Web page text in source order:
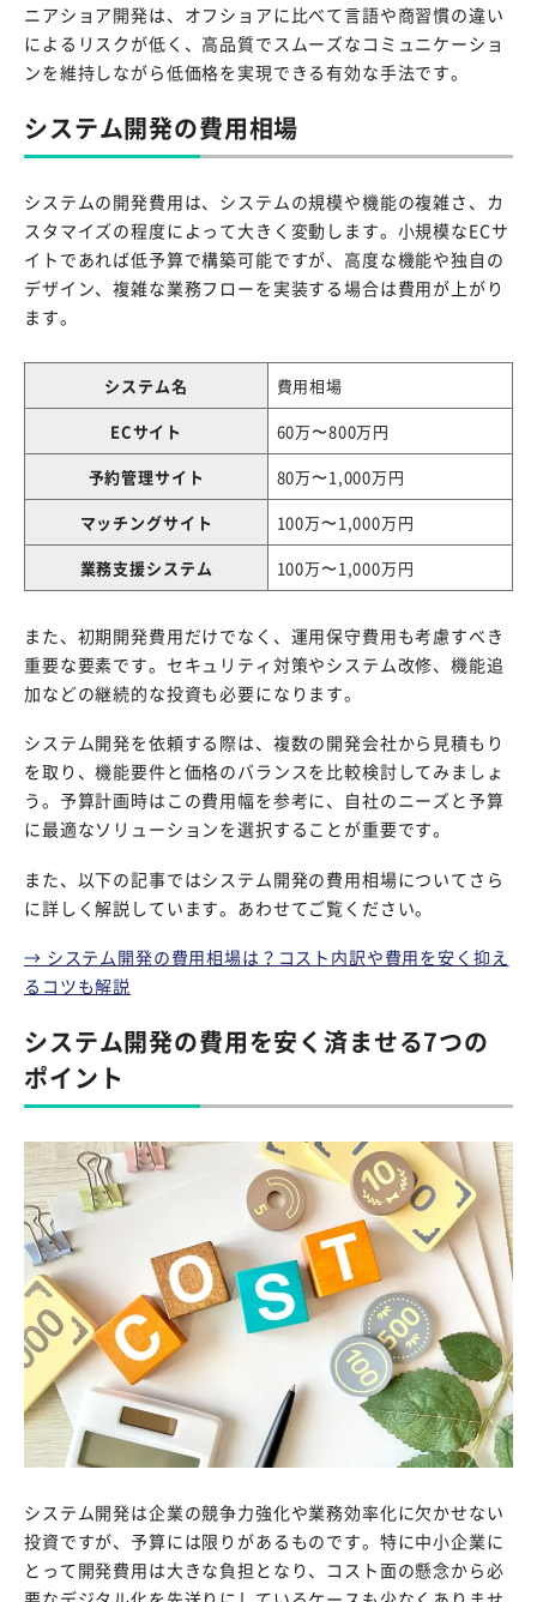
ニアショア開発は、オフショアに比べて言語や商習慣の違い
によるリスクが低く、高品質でスムーズなコミュニケーショ
ンを維持しながら低価格を実現できる有効な手法です。
システム開発の費用相場
システムの開発費用は、システムの規模や機能の複雑さ、カ
スタマイズの程度によって大きく変動します。小規模なECサ
イトであれば低予算で構築可能ですが、高度な機能や独自の
デザイン、複雑な業務フローを実装する場合は費用が上がり
ます。
システム名
費用相場
ECサイト
60万〜800万円
予約管理サイト
80万〜1,000万円
マッチングサイト
100万〜1,000万円
業務支援システム
100万〜1,000万円
また、初期開発費用だけでなく、運用保守費用も考慮すべき
重要な要素です。セキュリティ対策やシステム改修、機能追
加などの継続的な投資も必要になります。
システム開発を依頼する際は、複数の開発会社から見積もり
を取り、機能要件と価格のバランスを比較検討してみましょ
う。予算計画時はこの費用幅を参考に、自社のニーズと予算
に最適なソリューションを選択することが重要です。
また、以下の記事ではシステム開発の費用相場についてさら
に詳しく解説しています。あわせてご覧ください。
→ システム開発の費用相場は？コスト内訳や費用を安く抑え
るコツも解説
システム開発の費用を安く済ませる7つの
ポイント
システム開発は企業の競争力強化や業務効率化に欠かせない
投資ですが、予算には限りがあるものです。特に中小企業に
とって開発費用は大きな負担となり、コスト面の懸念から必